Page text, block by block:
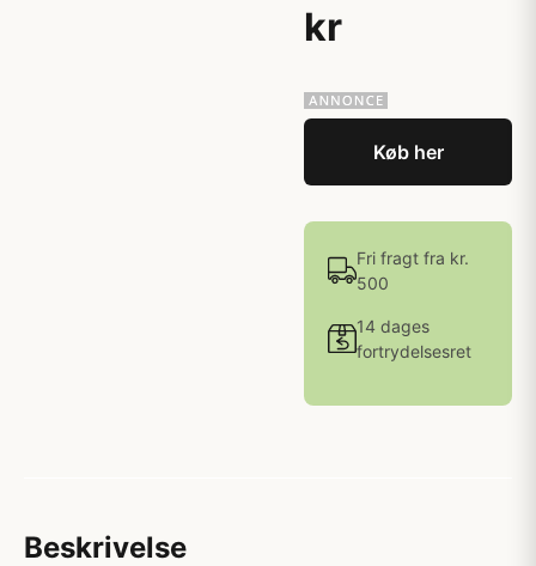
kr
Køb her
Fri fragt fra kr.
500
14 dages
fortrydelsesret
Beskrivelse